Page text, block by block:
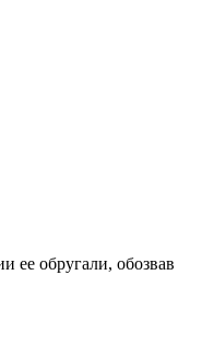
ее обругали, обозвав